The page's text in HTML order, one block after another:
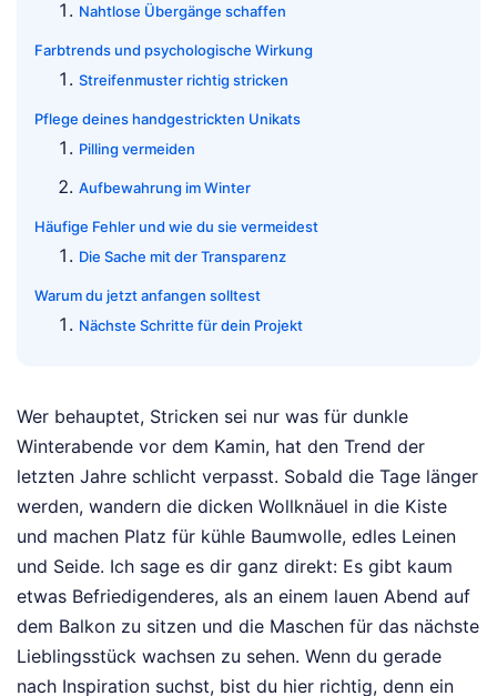
Nahtlose Übergänge schaffen
Farbtrends und psychologische Wirkung
Streifenmuster richtig stricken
Pflege deines handgestrickten Unikats
Pilling vermeiden
Aufbewahrung im Winter
Häufige Fehler und wie du sie vermeidest
Die Sache mit der Transparenz
Warum du jetzt anfangen solltest
Nächste Schritte für dein Projekt
Wer behauptet, Stricken sei nur was für dunkle
Winterabende vor dem Kamin, hat den Trend der
letzten Jahre schlicht verpasst. Sobald die Tage länger
werden, wandern die dicken Wollknäuel in die Kiste
und machen Platz für kühle Baumwolle, edles Leinen
und Seide. Ich sage es dir ganz direkt: Es gibt kaum
etwas Befriedigenderes, als an einem lauen Abend auf
dem Balkon zu sitzen und die Maschen für das nächste
Lieblingsstück wachsen zu sehen. Wenn du gerade
nach Inspiration suchst, bist du hier richtig, denn ein